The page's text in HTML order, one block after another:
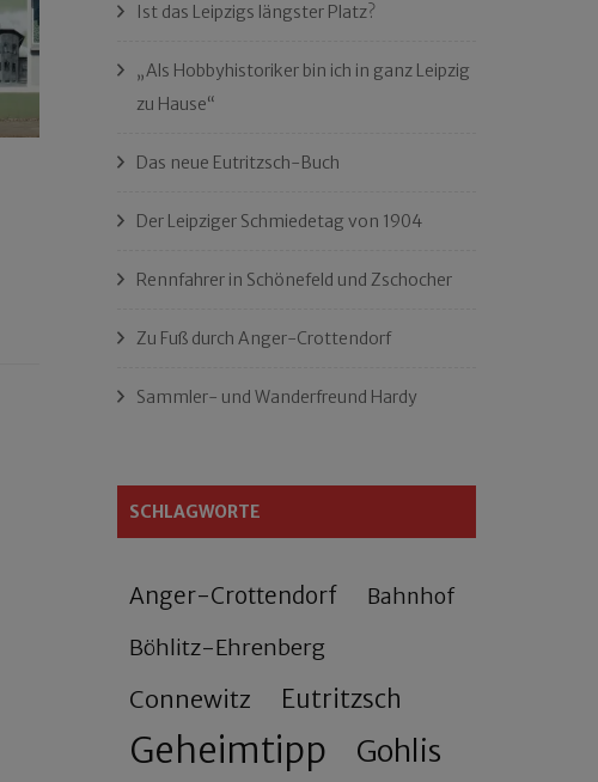
Ist das Leipzigs längster Platz?
„Als Hobbyhistoriker bin ich in ganz Leipzig
zu Hause“
Das neue Eutritzsch-Buch
Der Leipziger Schmiedetag von 1904
Rennfahrer in Schönefeld und Zschocher
Zu Fuß durch Anger-Crottendorf
Sammler- und Wanderfreund Hardy
SCHLAGWORTE
Anger-Crottendorf Bahnhof
Böhlitz-Ehrenberg
Connewitz Eutritzsch
Geheimtipp Gohlis